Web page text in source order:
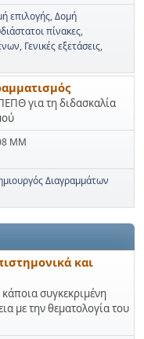
επιλογής Δομή
πίνακες
Γενικές εξετάσεις
για τη διδασκαλία
ΜΜ
Διαγραμμάτων
και
συγκεκριμένη
με την θεματολογία του